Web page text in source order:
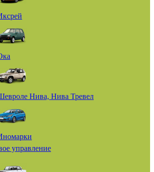
Нива, Нива Тревел
управление